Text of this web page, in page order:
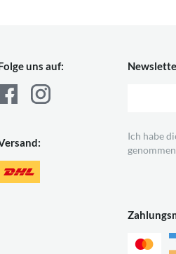
uns auf:
Ich habe